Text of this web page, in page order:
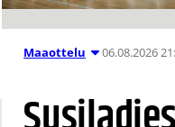
Maaottelu 06.08.2026